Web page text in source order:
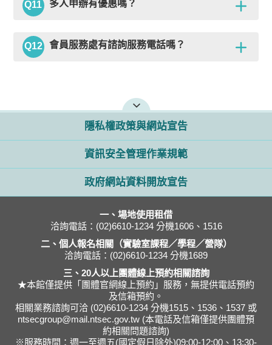
Q11 多人申辦有優惠嗎？
Q12 會員服務處有諮詢服務電話嗎？
隱私權政策與網站宣告
資訊安全管理作業規範
政府網站資料開放宣告
一、場地使用租借
洽詢電話：(02)6610-1234 分機1606、1516
二、個人報名相關（實驗室課程／學程／營隊）
洽詢電話：(02)6610-1234 分機1689
三、20人以上團體線上預約相關諮詢
★本館僅提供「團體官網線上預約」服務，無提供電話預約
及信箱預約。
相關業務諮詢可洽 (02)6610-1234 分機1515、1536、1537 或
ntsecgroup@mail.ntsec.gov.tw (本電話及信箱僅提供團體預
約相關問題諮詢)
※服務時間：週一至週五(國定假日除外)09:00-12:00、13:30-